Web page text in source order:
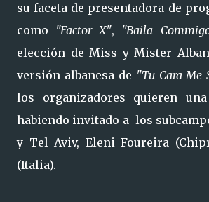
su faceta de presentadora de
como "Factor X", "Baila
elección de Miss y Mister
versión albanesa de "Tu Cara Me
los organizadores quieren
habiendo invitado a los
y Tel Aviv, Eleni Foureira
(Italia).